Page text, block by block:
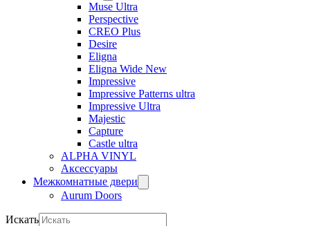
Muse Ultra
Perspective
CREO Plus
Desire
Eligna
Eligna Wide New
Impressive
Impressive Patterns ultra
Impressive Ultra
Majestic
Capture
Castle ultra
ALPHA VINYL
Аксессуары
Межкомнатные двери
Aurum Doors
Искать